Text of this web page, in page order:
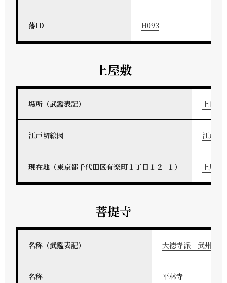
藩ID H093
上屋敷
場所（武鑑表記） 上日
江戸切絵図 江戸切
現在地（東京都千代田区有楽町１丁目１２−１） 上屋敷
菩提寺
名称（武鑑表記） 大徳寺派 武州八
名称 平林寺